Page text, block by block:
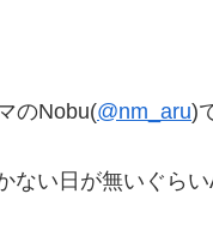
のNobu(@nm_aru)
ない日が無いぐらい